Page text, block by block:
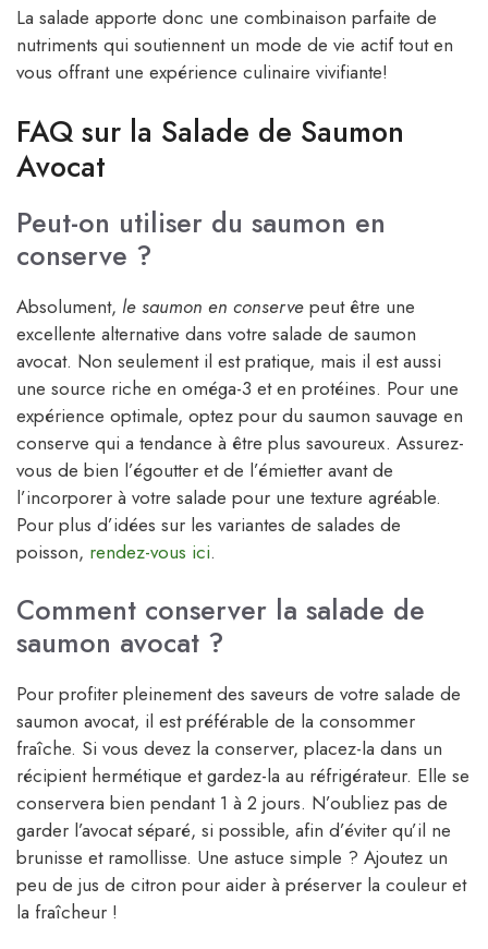
La salade apporte donc une combinaison parfaite de
nutriments qui soutiennent un mode de vie actif tout en
vous offrant une expérience culinaire vivifiante!
FAQ sur la Salade de Saumon
Avocat
Peut-on utiliser du saumon en
conserve ?
Absolument, le saumon en conserve peut être une
excellente alternative dans votre salade de saumon
avocat. Non seulement il est pratique, mais il est aussi
une source riche en oméga-3 et en protéines. Pour une
expérience optimale, optez pour du saumon sauvage en
conserve qui a tendance à être plus savoureux. Assurez-
vous de bien l’égoutter et de l’émietter avant de
l’incorporer à votre salade pour une texture agréable.
Pour plus d’idées sur les variantes de salades de
poisson, rendez-vous ici.
Comment conserver la salade de
saumon avocat ?
Pour profiter pleinement des saveurs de votre salade de
saumon avocat, il est préférable de la consommer
fraîche. Si vous devez la conserver, placez-la dans un
récipient hermétique et gardez-la au réfrigérateur. Elle se
conservera bien pendant 1 à 2 jours. N’oubliez pas de
garder l’avocat séparé, si possible, afin d’éviter qu’il ne
brunisse et ramollisse. Une astuce simple ? Ajoutez un
peu de jus de citron pour aider à préserver la couleur et
la fraîcheur !